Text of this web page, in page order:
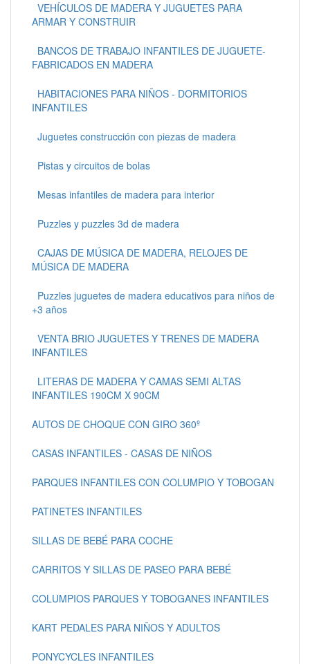
VEHÍCULOS DE MADERA Y JUGUETES PARA
ARMAR Y CONSTRUIR
BANCOS DE TRABAJO INFANTILES DE JUGUETE-
FABRICADOS EN MADERA
HABITACIONES PARA NIÑOS - DORMITORIOS
INFANTILES
Juguetes construcción con piezas de madera
Pistas y circuitos de bolas
Mesas infantiles de madera para interior
Puzzles y puzzles 3d de madera
CAJAS DE MÚSICA DE MADERA, RELOJES DE
MÚSICA DE MADERA
Puzzles juguetes de madera educativos para niños de
+3 años
VENTA BRIO JUGUETES Y TRENES DE MADERA
INFANTILES
LITERAS DE MADERA Y CAMAS SEMI ALTAS
INFANTILES 190CM X 90CM
AUTOS DE CHOQUE CON GIRO 360º
CASAS INFANTILES - CASAS DE NIÑOS
PARQUES INFANTILES CON COLUMPIO Y TOBOGAN
PATINETES INFANTILES
SILLAS DE BEBÉ PARA COCHE
CARRITOS Y SILLAS DE PASEO PARA BEBÉ
COLUMPIOS PARQUES Y TOBOGANES INFANTILES
KART PEDALES PARA NIÑOS Y ADULTOS
PONYCYCLES INFANTILES